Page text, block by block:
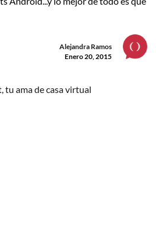
Alejandra Ramos
Enero 20, 2015